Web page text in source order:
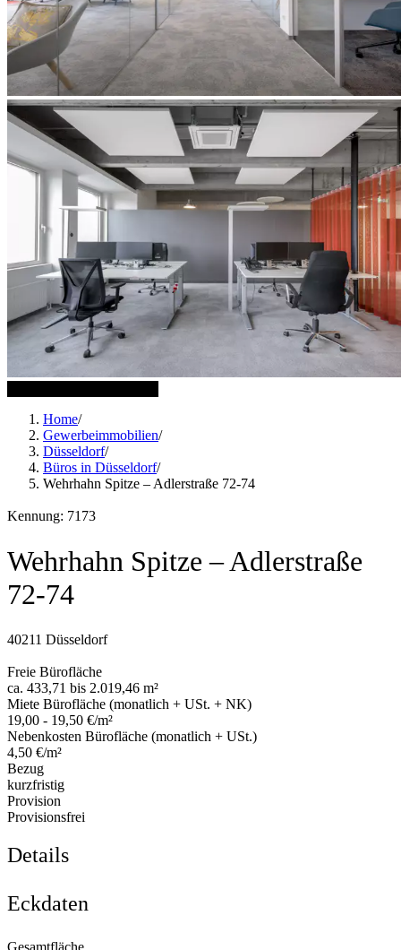
Home/
Gewerbeimmobilien/
Düsseldorf/
Büros in Düsseldorf/
Wehrhahn Spitze – Adlerstraße 72-74
Kennung: 7173
Wehrhahn Spitze – Adlerstraße
72-74
40211 Düsseldorf
Freie Bürofläche
ca. 433,71 bis 2.019,46 m²
Miete Bürofläche (monatlich + USt. + NK)
19,00 - 19,50 €/m²
Nebenkosten Bürofläche (monatlich + USt.)
4,50 €/m²
Bezug
kurzfristig
Provision
Provisionsfrei
Details
Eckdaten